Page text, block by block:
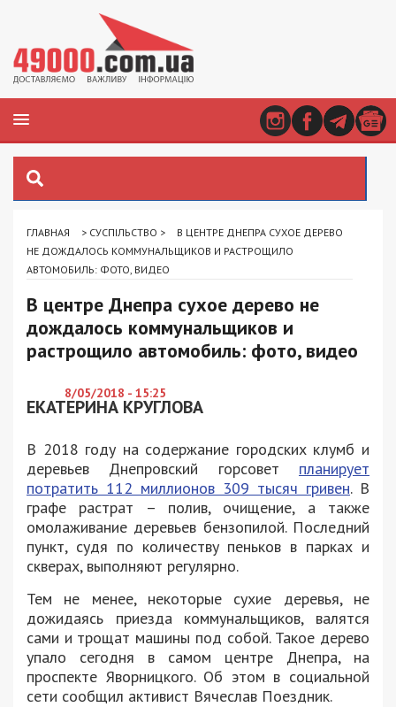
ГЛАВНАЯ > СУСПІЛЬСТВО >
В ЦЕНТРЕ ДНЕПРА СУХОЕ ДЕРЕВО
НЕ ДОЖДАЛОСЬ КОММУНАЛЬЩИКОВ И РАСТРОЩИЛО
АВТОМОБИЛЬ: ФОТО, ВИДЕО
В центре Днепра сухое дерево не
дождалось коммунальщиков и
растрощило автомобиль: фото, видео
8/05/2018 - 15:25
ЕКАТЕРИНА КРУГЛОВА
В 2018 году на содержание городских клумб и
деревьев Днепровский горсовет планирует
потратить 112 миллионов 309 тысяч гривен. В
графе растрат – полив, очищение, а также
омолаживание деревьев бензопилой. Последний
пункт, судя по количеству пеньков в парках и
скверах, выполняют регулярно.
Тем не менее, некоторые сухие деревья, не
дожидаясь приезда коммунальщиков, валятся
сами и трощат машины под собой. Такое дерево
упало сегодня в самом центре Днепра, на
проспекте Яворницкого. Об этом в социальной
сети сообщил активист Вячеслав Поездник.